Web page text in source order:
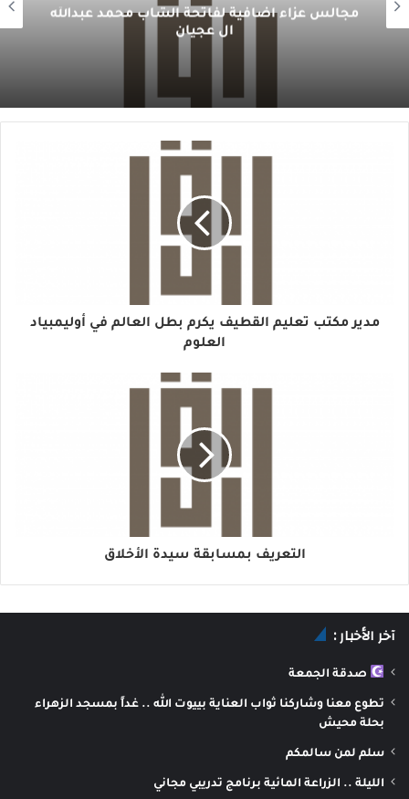
مجالس عزاء اضافية لفاتحة الشاب محمد عبدالله
ال عجيان
مدير مكتب تعليم القطيف يكرم بطل العالم في أوليمبياد
العلوم
التعريف بمسابقة سيدة الأخلاق
آخر الأخبار :
صدقة الجمعة
تطوع معنا وشاركنا ثواب العناية بييوت الله .. غداً بمسجد الزهراء
بحلة محيش
سلم لمن سالمكم
الليلة .. الزراعة المائية برنامج تدريبي مجاني